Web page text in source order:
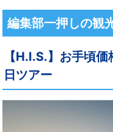
編集部一押しの観
【H.I.S.】お手頃
日ツアー